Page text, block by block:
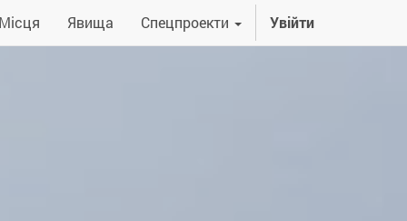
Явища Спецпроекти Увійти